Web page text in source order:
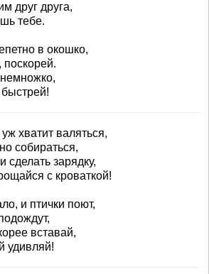
друг друга,
тебе.
в окошко,
поскорей.
быстрей!
хватит валяться,
собираться,
зарядку,
с кроваткой!
и птички поют,
вставай,
удивляй!